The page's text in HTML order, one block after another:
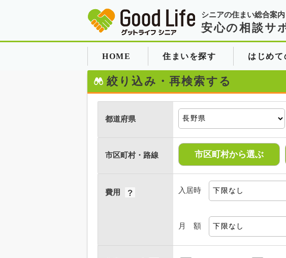
シニアの住まい総合案内
安心の相談サ
HOME 住まいを探す はじめて
絞り込み・再検索する
都道府県
市区町村・路線 市区町村から選ぶ
費用 入居時
月 額